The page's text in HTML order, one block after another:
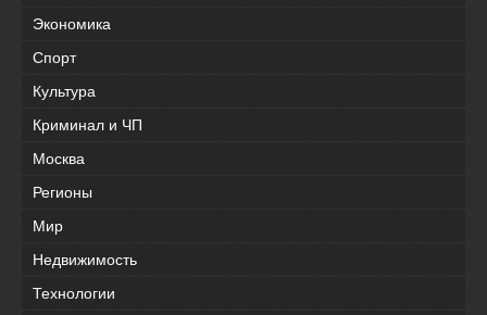
Экономика
Спорт
Культура
Криминал и ЧП
Москва
Регионы
Мир
Недвижимость
Технологии